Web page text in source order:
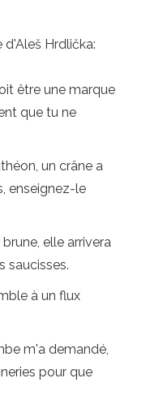
d'Aleš Hrdlička:
être une marque
que tu ne
un crâne a
enseignez-le
elle arrivera
saucisses.
à un flux
m'a demandé,
pour que